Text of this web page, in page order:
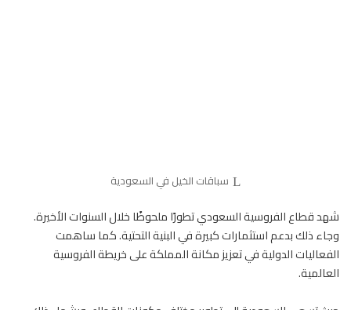
سباقات الخيل في السعودية
شهد قطاع الفروسية السعودي تطورًا ملحوظًا خلال السنوات الأخيرة.
وجاء ذلك بدعم استثمارات كبيرة في البنية التحتية. كما ساهمت
الفعاليات الدولية في تعزيز مكانة المملكة على خريطة الفروسية
العالمية.